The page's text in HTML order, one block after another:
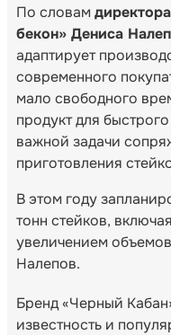
По словам
бекон» Дениса
адаптирует
современного
мало свободного
продукт для
важной задачи
приготовления
В этом году
тонн стейков,
увеличением
Налепов.
Бренд «Черный
известность и